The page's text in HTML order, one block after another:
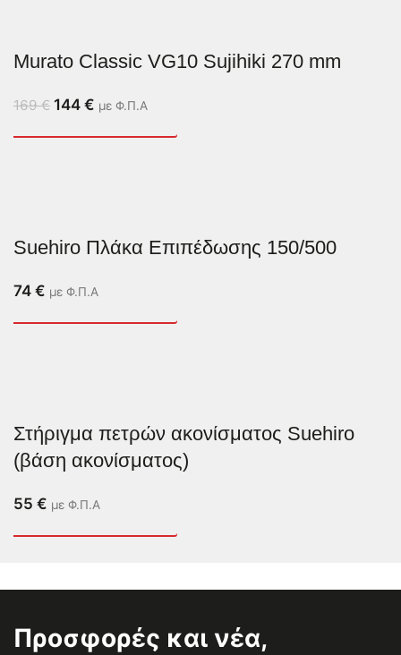
Murato Classic VG10 Sujihiki 270 mm
169€ 144 € με Φ.Π.Α
Suehiro Πλάκα Επιπέδωσης 150/500
74 € με Φ.Π.Α
Στήριγμα πετρών ακονίσματος Suehiro
(βάση ακονίσματος)
55 € με Φ.Π.Α
Προσφορές και νέα,